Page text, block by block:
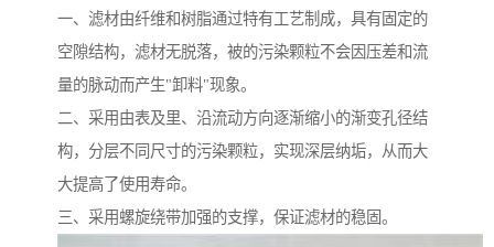
一、滤材由纤维和树脂通过特有工艺制成，具有固定的
空隙结构，滤材无脱落，被的污染颗粒不会因压差和流
量的脉动而产生"卸料"现象。
二、采用由表及里、沿流动方向逐渐缩小的渐变孔径结
构，分层不同尺寸的污染颗粒，实现深层纳垢，从而大
大提高了使用寿命。
三、采用螺旋绕带加强的支撑，保证滤材的稳固。